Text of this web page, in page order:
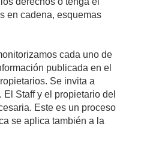
en cadena, esquemas
cada uno de
publicada en el
Se invita a
Staff y el propietario del
Este es un proceso
se aplica también a la